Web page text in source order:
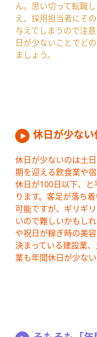
ん。思い切って転職
え、採用担当者にそ
与えてしまうので注
日が少ないことでど
ましょう。
休日が少ない
休日が少ないのは土
期を迎える飲食業や
休日が100日以下、
ります。客足が落ち
可能ですが、ギリギ
いので難しいかもし
や祝日が稼ぎ時の美
決まっている建設業
業も年間休日が少ない